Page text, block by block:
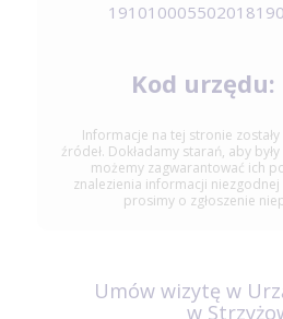
Kod urzędu:
Informacje na tej stronie
źródeł. Dokładamy starań, aby
możemy zagwarantować ich
znalezienia informacji niezgodnej
prosimy o zgłoszenie
Umów wizytę w
w